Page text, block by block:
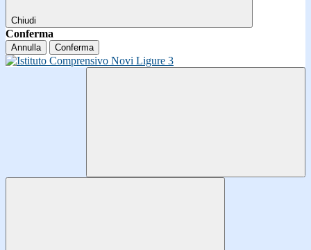
Chiudi
Conferma
Annulla Conferma